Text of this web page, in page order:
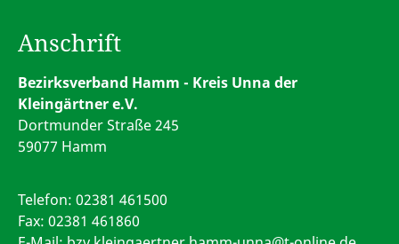
Anschrift
Bezirksverband Hamm - Kreis Unna der
Kleingärtner e.V.
Dortmunder Straße 245
59077 Hamm
Telefon: 02381 461500
Fax: 02381 461860